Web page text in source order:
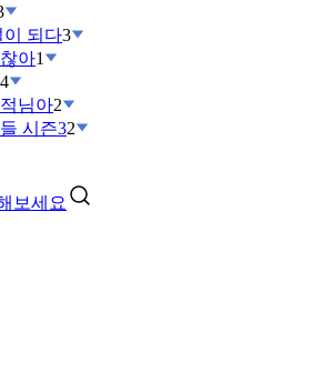
이 되다3
아1
4
님아2
시즌32
보세요